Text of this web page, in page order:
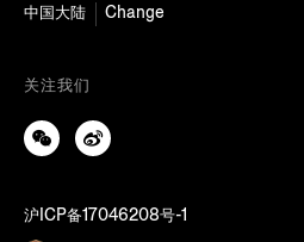
中国大陆
Change
关注我们
沪ICP备17046208号-1